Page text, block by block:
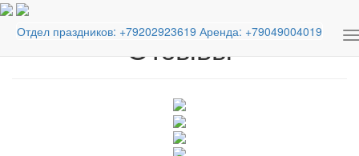
Отдел праздников: +79202923619 Аренда: +79049004019
Отзывы